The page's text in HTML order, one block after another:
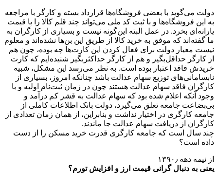
دولت می‌گوید با بعضی فروشگاه‌ها قرارداد بسته و کارگر با مراجعه
به این فروشگاه‌ها و با ثبت کد ملی می‌تواند چند قلم کالا را با قیمت
یارانه‌ای بخرد. در عمل البته این‌گونه نیست و بسیاری از کارگران به
ما گفته‌اند که موفق به خرید کالا از طریق این بن‌ها نشده‌اند و معلوم
نیست معیار دولت برای فعال کردن این کارت‌ها چه بوده، چون هم
از کارگر حداقل‌بگیر و هم از کارگر حداکثربگیر شنیده‌ایم که کارت
خریدش فاقد اعتبار بوده است. به نظر می‌رسد این مشکل، شبیه
نابسامانی‌های توزیع سهام عدالت باشد چنانکه امروز، بسیاری از
کارگران فاقد سهام عدالت هستند چون در زمان ثبت‌نام اولیه و با
وجود آنکه اعلام شده بود که سهام عدالت به قشر کم درآمد و
بی‌بضاعت جامعه تعلق می‌گیرد، دولت بانک اطلاعات کاملی از
جامعه کارگری در اختیار نداشت و بنابراین، از همان زمان تعدادی از
کارگران از دریافت سهام عدالت جا ماندند.
چند سال است که جامعه کارگری قدرت خرید مسکن را از دست
داده است؟
از نیمه دهه ۱۳۹۰٫
یعنی به دنبال گرانی قیمت ارز و افزایش تورم؟